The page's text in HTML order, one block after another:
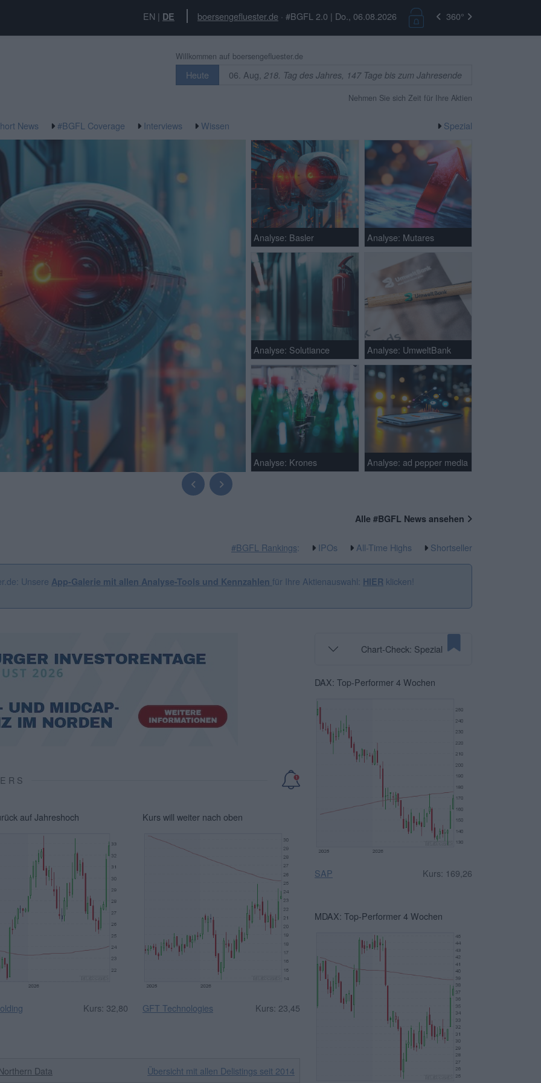
EN | DE boersengefluester.de · #BGFL 2.0 | Do., 06.08.2026 360°
Willkommen auf boersengefluester.de
Heute 06. Aug, 218. Tag des Jahres, 147 Tage bis zum Jahresende
Nehmen Sie sich Zeit für Ihre Aktien
News #BGFL Coverage Interviews Wissen Spezial
Analyse: Basler Analyse: Mutares
Analyse: Solutiance Analyse: UmweltBank
Analyse: Krones Analyse: ad pepper media
Alle #BGFL News ansehen
#BGFL Rankings: IPOs All-Time Highs Shortseller
Unsere App-Galerie mit allen Analyse-Tools und Kennzahlen für Ihre Aktienauswahl: HIER klicken!
auf Jahreshoch
Kurs: 32,80
Kurs will weiter nach oben
GFT Technologies Kurs: 23,45
Data Übersicht mit allen Delistings seit 2014
Chart-Check: Spezial
DAX: Top-Performer 4 Wochen
SAP Kurs: 169,26
MDAX: Top-Performer 4 Wochen